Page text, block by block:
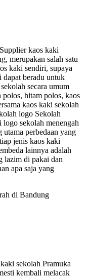
kaos kaki
merupakan salah satu
kaki sendiri, supaya
dapat beradu untuk
secara umum
hitam polos, kaos
kaos kaki sekolah
logo Sekolah
sekolah menengah
perbedaan yang
jenis kaos kaki
lainnya adalah
lazim di pakai dan
apa saja yang
di Bandung
sekolah Pramuka
kembali melacak